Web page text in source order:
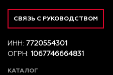
СВЯЗЬ С РУКОВОДСТВОМ
ИНН: 7720554301
ОГРН: 1067746664831
КАТАЛОГ